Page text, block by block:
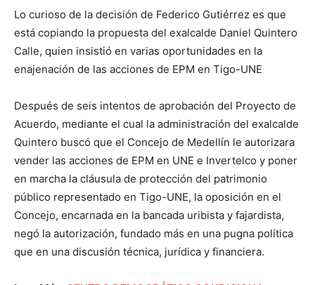
Lo curioso de la decisión de Federico Gutiérrez es que
está copiando la propuesta del exalcalde Daniel Quintero
Calle, quien insistió en varias oportunidades en la
enajenación de las acciones de EPM en Tigo-UNE
Después de seis intentos de aprobación del Proyecto de
Acuerdo, mediante el cual la administración del exalcalde
Quintero buscó que el Concejo de Medellín le autorizara
vender las acciones de EPM en UNE e Invertelco y poner
en marcha la cláusula de protección del patrimonio
público representado en Tigo-UNE, la oposición en el
Concejo, encarnada en la bancada uribista y fajardista,
negó la autorización, fundado más en una pugna política
que en una discusión técnica, jurídica y financiera.